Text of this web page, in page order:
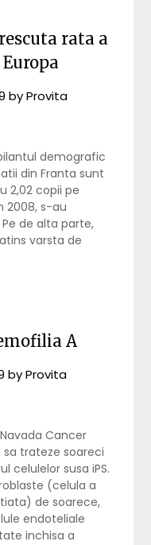
rata a
byProvita
demografic
din Franta sunt
2,02 copii pe
2008, s-au
de alta parte,
varsta de
A
byProvita
Cancer
sa trateze soareci
celulelor susa iPS.
(celula a
de soarece,
endoteliale
inchisa a